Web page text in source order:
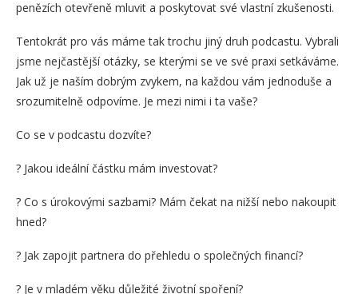
penězích otevřeně mluvit a poskytovat své vlastní zkušenosti.
Tentokrát pro vás máme tak trochu jiný druh podcastu. Vybrali
jsme nejčastější otázky, se kterými se ve své praxi setkáváme.
Jak už je naším dobrým zvykem, na každou vám jednoduše a
srozumitelně odpovíme. Je mezi nimi i ta vaše?
Co se v podcastu dozvíte?
? Jakou ideální částku mám investovat?
? Co s úrokovými sazbami? Mám čekat na nižší nebo nakoupit
hned?
? Jak zapojit partnera do přehledu o společných financí?
? Je v mladém věku důležité životní spoření?